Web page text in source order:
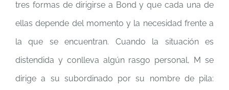
tres formas de dirigirse a Bond y que cada una de
ellas depende del momento y la necesidad frente a
la que se encuentran. Cuando la situación es
distendida y conlleva algún rasgo personal, M se
dirige a su subordinado por su nombre de pila: